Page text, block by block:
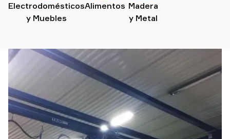
Electrodomésticos
y Muebles
Alimentos Madera
y Metal